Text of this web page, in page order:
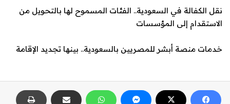
نقل الكفالة في السعودية.. الفئات المسموح لها بالتحويل من
الاستقدام إلى المؤسسات
خدمات منصة أبشر للمصريين بالسعودية.. بينها تجديد الإقامة